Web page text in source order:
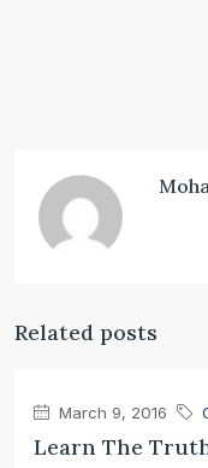
Related posts
March 9, 2016
Learn The